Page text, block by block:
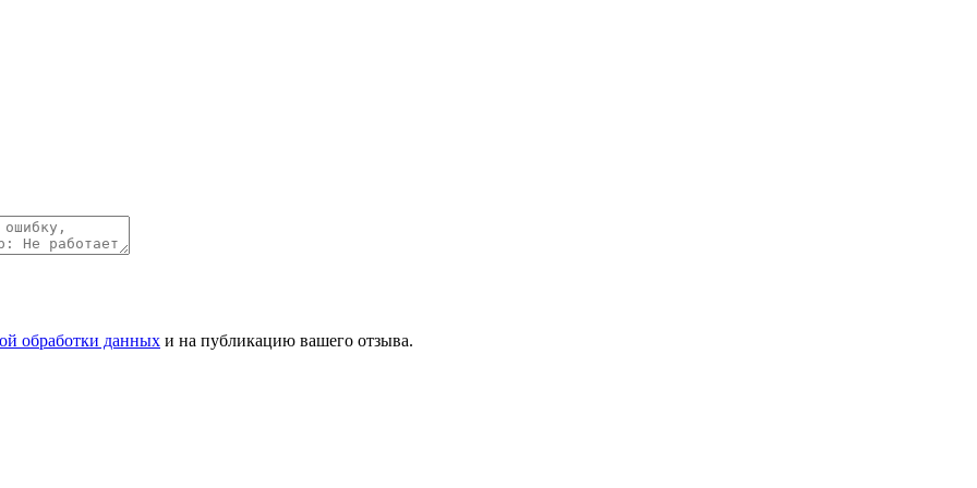
обработки данных и на публикацию вашего отзыва.